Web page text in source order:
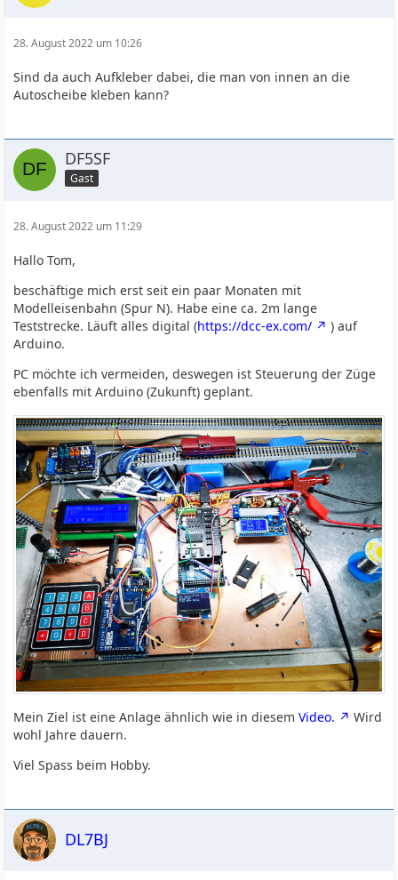
28. August 2022 um 10:26
Sind da auch Aufkleber dabei, die man von innen an die
Autoscheibe kleben kann?
DF5SF
Gast
28. August 2022 um 11:29
Hallo Tom,
beschäftige mich erst seit ein paar Monaten mit
Modelleisenbahn (Spur N). Habe eine ca. 2m lange
Teststrecke. Läuft alles digital (https://dcc-ex.com/
) auf
Arduino.
PC möchte ich vermeiden, deswegen ist Steuerung der Züge
ebenfalls mit Arduino (Zukunft) geplant.
Mein Ziel ist eine Anlage ähnlich wie in diesemVideo.
Wird
wohl Jahre dauern.
Viel Spass beim Hobby.
DL7BJ